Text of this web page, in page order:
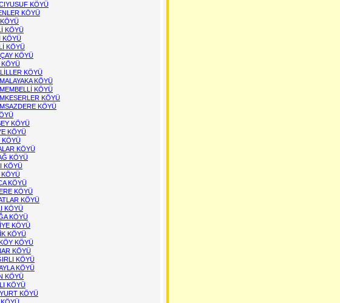
KÖYÜ
KÖYÜ
KÖYÜ
KÖYÜ
KÖYÜ
KÖYÜ
KÖYÜ
KÖYÜ
KÖYÜ
KÖYÜ
KÖYÜ
KÖYÜ
KÖYÜ
KÖYÜ
KÖYÜ
KÖYÜ
KÖYÜ
KÖYÜ
KÖYÜ
KÖYÜ
KÖYÜ
KÖYÜ
KÖYÜ
KÖYÜ
KÖYÜ
KÖYÜ
KÖYÜ
KÖYÜ
KÖYÜ
KÖYÜ
KÖYÜ
KÖYÜ